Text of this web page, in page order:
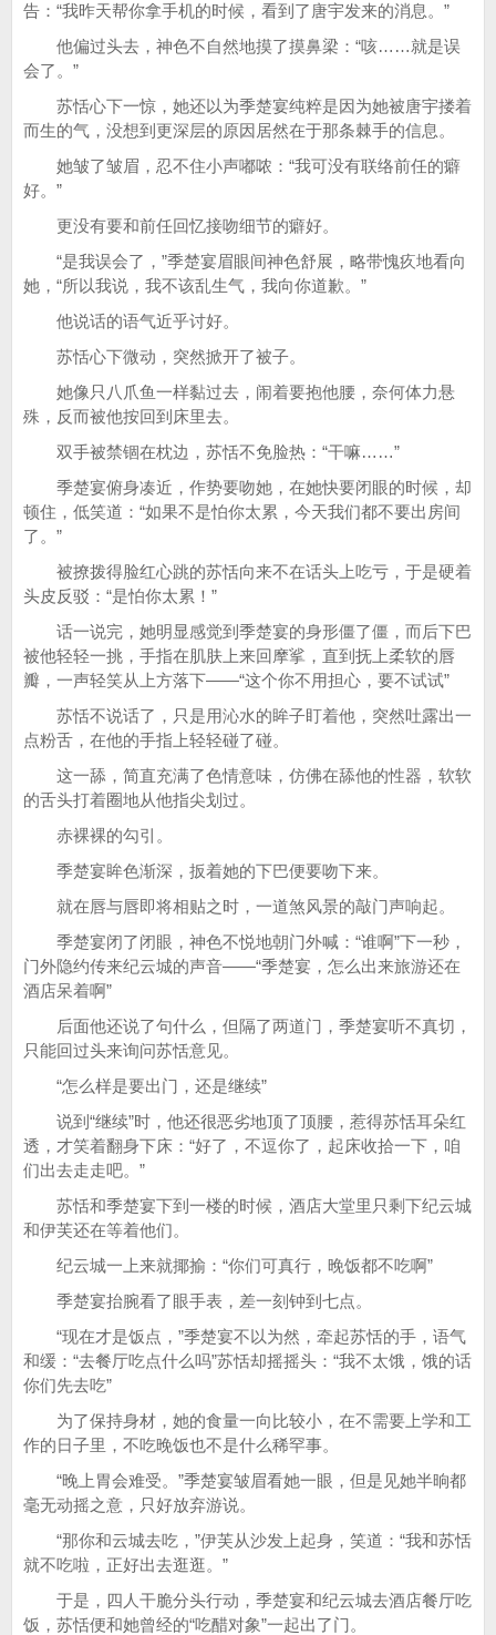
告：“我昨天帮你拿手机的时候，看到了唐宇发来的消息。”
他偏过头去，神色不自然地摸了摸鼻梁：“咳……就是误
会了。”
苏恬心下一惊，她还以为季楚宴纯粹是因为她被唐宇搂着
而生的气，没想到更深层的原因居然在于那条棘手的信息。
她皱了皱眉，忍不住小声嘟哝：“我可没有联络前任的癖
好。”
更没有要和前任回忆接吻细节的癖好。
“是我误会了，”季楚宴眉眼间神色舒展，略带愧疚地看向
她，“所以我说，我不该乱生气，我向你道歉。”
他说话的语气近乎讨好。
苏恬心下微动，突然掀开了被子。
她像只八爪鱼一样黏过去，闹着要抱他腰，奈何体力悬
殊，反而被他按回到床里去。
双手被禁锢在枕边，苏恬不免脸热：“干嘛……”
季楚宴俯身凑近，作势要吻她，在她快要闭眼的时候，却
顿住，低笑道：“如果不是怕你太累，今天我们都不要出房间
了。”
被撩拨得脸红心跳的苏恬向来不在话头上吃亏，于是硬着
头皮反驳：“是怕你太累！”
话一说完，她明显感觉到季楚宴的身形僵了僵，而后下巴
被他轻轻一挑，手指在肌肤上来回摩挲，直到抚上柔软的唇
瓣，一声轻笑从上方落下——“这个你不用担心，要不试试”
苏恬不说话了，只是用沁水的眸子盯着他，突然吐露出一
点粉舌，在他的手指上轻轻碰了碰。
这一舔，简直充满了色情意味，仿佛在舔他的性器，软软
的舌头打着圈地从他指尖划过。
赤裸裸的勾引。
季楚宴眸色渐深，扳着她的下巴便要吻下来。
就在唇与唇即将相贴之时，一道煞风景的敲门声响起。
季楚宴闭了闭眼，神色不悦地朝门外喊：“谁啊”下一秒，
门外隐约传来纪云城的声音——“季楚宴，怎么出来旅游还在
酒店呆着啊”
后面他还说了句什么，但隔了两道门，季楚宴听不真切，
只能回过头来询问苏恬意见。
“怎么样是要出门，还是继续”
说到“继续”时，他还很恶劣地顶了顶腰，惹得苏恬耳朵红
透，才笑着翻身下床：“好了，不逗你了，起床收拾一下，咱
们出去走走吧。”
苏恬和季楚宴下到一楼的时候，酒店大堂里只剩下纪云城
和伊芙还在等着他们。
纪云城一上来就揶揄：“你们可真行，晚饭都不吃啊”
季楚宴抬腕看了眼手表，差一刻钟到七点。
“现在才是饭点，”季楚宴不以为然，牵起苏恬的手，语气
和缓：“去餐厅吃点什么吗”苏恬却摇摇头：“我不太饿，饿的话
你们先去吃”
为了保持身材，她的食量一向比较小，在不需要上学和工
作的日子里，不吃晚饭也不是什么稀罕事。
“晚上胃会难受。”季楚宴皱眉看她一眼，但是见她半晌都
毫无动摇之意，只好放弃游说。
“那你和云城去吃，”伊芙从沙发上起身，笑道：“我和苏恬
就不吃啦，正好出去逛逛。”
于是，四人干脆分头行动，季楚宴和纪云城去酒店餐厅吃
饭，苏恬便和她曾经的“吃醋对象”一起出了门。